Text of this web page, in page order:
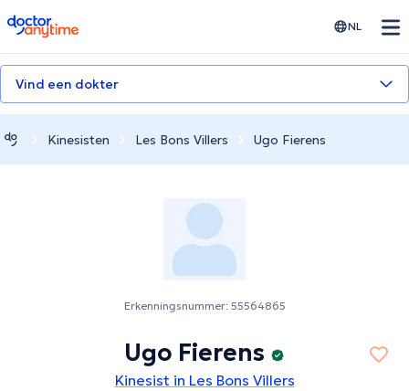
doctoranytime NL
Vind een dokter
Kinesisten Les Bons Villers Ugo Fierens
Erkenningsnummer: 55564865
Ugo Fierens
Kinesist in Les Bons Villers